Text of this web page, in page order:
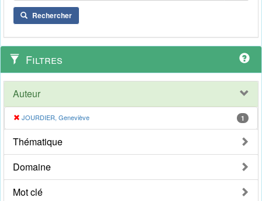
Rechercher
Filtres
Auteur
JOURDIER, Geneviève 1
Thématique
Domaine
Mot clé